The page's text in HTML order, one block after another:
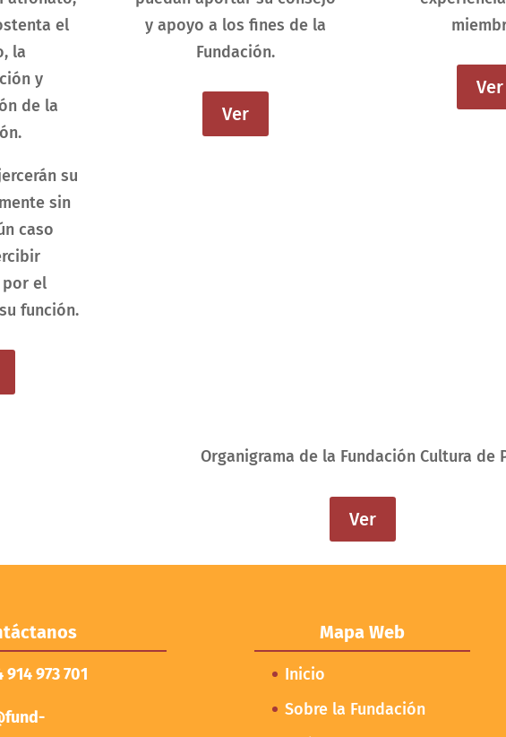
el
la
y
de la
su
sin
caso
el
función.
y apoyo a los fines de la
Fundación.
Ver
Ver
Organigrama de la Fundación Cultura de
Ver
914 973 701
Mapa Web
Inicio
Sobre la Fundación